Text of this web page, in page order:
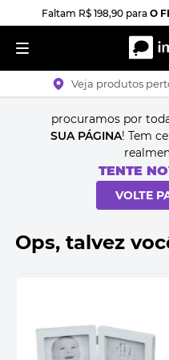
Faltam R$ 198,90paraO
Veja produtos
procuramos por
SUA PÁGINA! Tem
TENTE
VOLTE
Ops, talvez